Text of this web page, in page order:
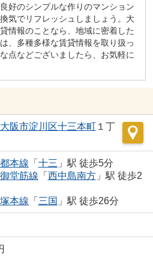
好のシンプルな作りのマンション
気でリフレッシュしましょう。大
情報のことなら、地域に密着した
、多種多様な賃貸情報を取り扱っ
点などございましたら、お気軽に
大阪市淀川区十三本町１丁
本線 「 十三 」駅 徒歩5分
堂筋線 「 西中島南方」駅 徒歩2
本線 「 三国 」駅 徒歩26分